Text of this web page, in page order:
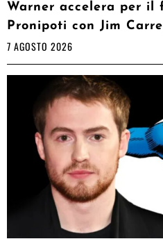
Warner accelera per il
Pronipoti con Jim
7 AGOSTO 2026